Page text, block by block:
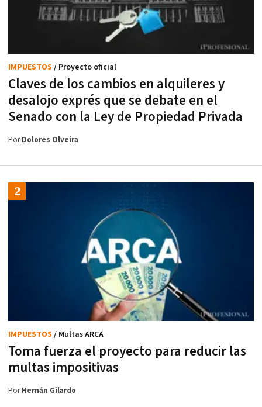
Claves de los cambios en alquileres y
desalojo exprés que se debate en el
Senado con la Ley de Propiedad Privada
IMPUESTOS / Proyecto oficial
PorDolores Olveira
Toma fuerza el proyecto para reducir las
multas impositivas
IMPUESTOS / Multas ARCA
PorHernán Gilardo